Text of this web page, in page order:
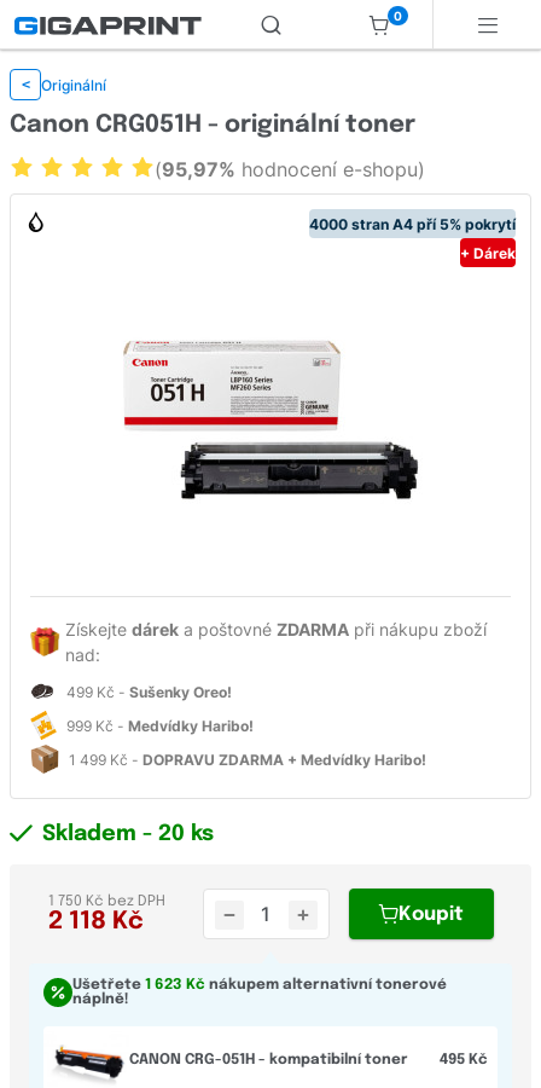
0
< Originální
4000 stran A4 pří 5% pokrytí
+ Dárek
Získejte dárek a poštovné ZDARMA při nákupu zboží
nad:
499 Kč - Sušenky Oreo!
999 Kč - Medvídky Haribo!
1 499 Kč - DOPRAVU ZDARMA + Medvídky Haribo!
Canon CRG051H - originální toner
(95,97% hodnocení e-shopu)
Skladem - 20 ks
2 118 Kč
1 750 Kč bez DPH
Koupit
Ušetřete 1 623 Kč nákupem alternativní tonerové
náplně!
CANON CRG-051H - kompatibilní toner 495 Kč